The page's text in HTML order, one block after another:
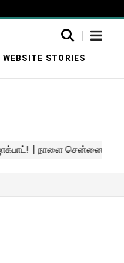
WEBSITE STORIES